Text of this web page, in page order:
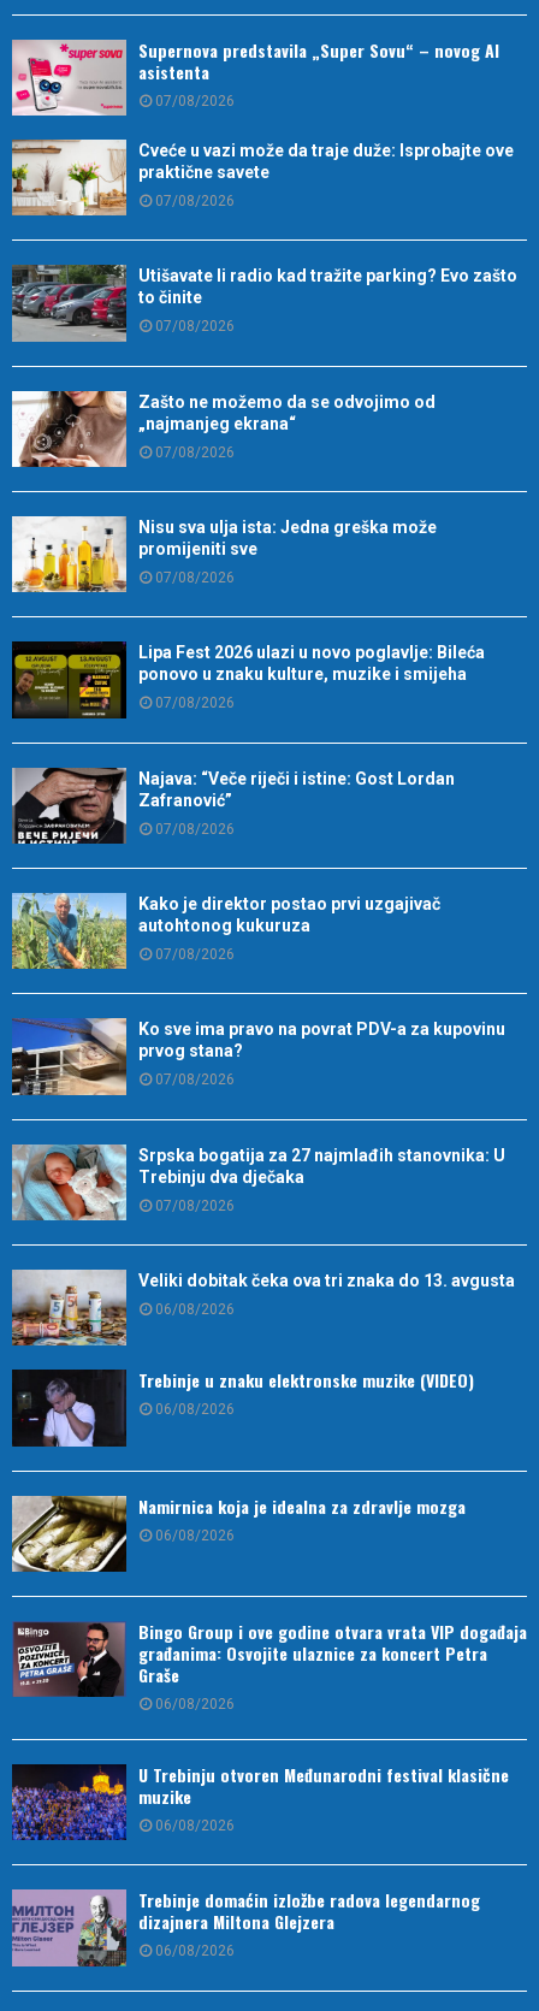
Supernova predstavila „Super Sovu“ – novog AI
asistenta
07/08/2026
Cveće u vazi može da traje duže: Isprobajte ove
praktične savete
07/08/2026
Utišavate li radio kad tražite parking? Evo zašto
to činite
07/08/2026
Zašto ne možemo da se odvojimo od
„najmanjeg ekrana“
07/08/2026
Nisu sva ulja ista: Jedna greška može
promijeniti sve
07/08/2026
Lipa Fest 2026 ulazi u novo poglavlje: Bileća
ponovo u znaku kulture, muzike i smijeha
07/08/2026
Najava: “Veče riječi i istine: Gost Lordan
Zafranović”
07/08/2026
Kako je direktor postao prvi uzgajivač
autohtonog kukuruza
07/08/2026
Ko sve ima pravo na povrat PDV-a za kupovinu
prvog stana?
07/08/2026
Srpska bogatija za 27 najmlađih stanovnika: U
Trebinju dva dječaka
07/08/2026
Veliki dobitak čeka ova tri znaka do 13. avgusta
06/08/2026
Trebinje u znaku elektronske muzike (VIDEO)
06/08/2026
Namirnica koja je idealna za zdravlje mozga
06/08/2026
Bingo Group i ove godine otvara vrata VIP događaja
građanima: Osvojite ulaznice za koncert Petra
Graše
06/08/2026
U Trebinju otvoren Međunarodni festival klasične
muzike
06/08/2026
Trebinje domaćin izložbe radova legendarnog
dizajnera Miltona Glejzera
06/08/2026